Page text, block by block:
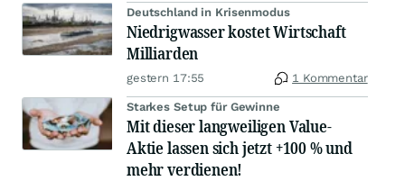
Deutschland in Krisenmodus
Niedrigwasser kostet Wirtschaft
Milliarden
gestern 17:55 1 Kommentar
Starkes Setup für Gewinne
Mit dieser langweiligen Value-
Aktie lassen sich jetzt +100 % und
mehr verdienen!